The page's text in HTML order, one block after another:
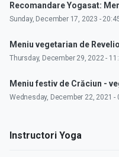
Recomandare Yogasat:
Sunday, December 17, 2023 -
Meniu vegetarian de
Thursday, December 29, 2022 -
Meniu festiv de Crăciun -
Wednesday, December 22, 2021 -
Instructori Yoga